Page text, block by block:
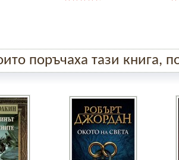
поръчаха тази книга,